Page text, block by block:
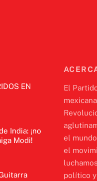
EN
India: ¡no
Modi!
El
el
el
político